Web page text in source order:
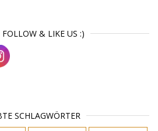
FOLLOW & LIKE US :)
SCHLAGWÖRTER